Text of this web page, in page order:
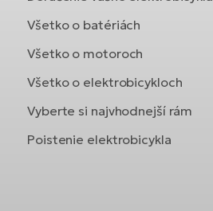
Všetko o batériách
Všetko o motoroch
Všetko o elektrobicykloch
Vyberte si najvhodnejší rám
Poistenie elektrobicykla